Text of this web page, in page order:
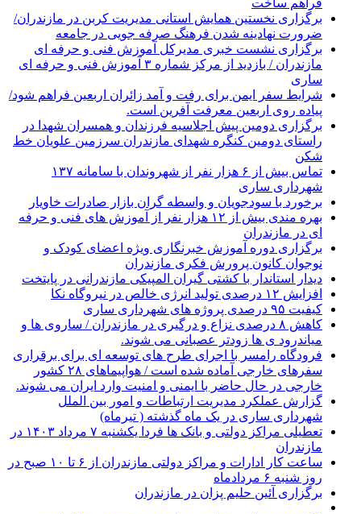
برگزاری نخستین همایش استانی مدیریت کربن در مازندران/
ضرورت نهادینه شدن فرهنگ صرفه جویی در جامعه
برگزاری نشست خبری مدیرکل آموزش فنی و حرفه ای
مازندران / بازدید از مرکز شماره ۳ آموزش فنی و حرفه ای
ساری
شرایط سفر ایمن برای رفت و آمد زائران اربعین فراهم شود/
پیاده روی اربعین معرفت آفرین است.
برگزاری دومین پیش اجلاسیه فرزندان و همسران شهدا در
راستای دومین کنگره شهدای مازندران سرزمین علویان خط
شکن
تماس بیش از ۶ هزار نفر از شهروندان با سامانه ۱۳۷
شهرداری ساری
برخورد با سودجویان و واسطه گران بازار صادرات خاویار
بهره مندی بیش از ۱۲ هزار نفر از آموزش های فنی و حرفه
ای در مازندران
برگزاری دوره آموزش خبرنگاری ویژه اعضای کودک و
نوجوان کانون پرورش فکری مازندران
دیدار استاندار با کشتی گیران المپیکی مازندرانی در پایتخت
افزایش ۱۲ درصدی تولید انرژی خالص در نیروگاه نکا
کیفیت ۹۵ درصدی پروژه های شهرداری ساری
کاهش ۸ درصدی نزاع و درگیری در مازندران / ساروی ها و
میاندرود ی ها زودتر عصبانی می شوند.
فرودگاه رامسر با اجرای طرح های توسعه ای برای برقراری
سفرهای خارجی آماده شده است / هواپیماهای ۲۸ کشور
خارجی در حال حاضر با ایمنی و امنیت وارد ایران می شوند.
گزارش عملکرد مدیریت ارتباطات و امور بین الملل
شهرداری ساری در یک ماه گذشته ( تیرماه)
تعطیلی مراکز دولتی و بانک ها فردا یکشنبه ۷ مرداد ۱۴۰۳ در
مازندران
ساعت کار ادارات و مراکز دولتی مازندران از ۶ تا ۱۰ صبح در
روز شنبه ۶ مردادماه
برگزاری آئین حلیم پزان در مازندران